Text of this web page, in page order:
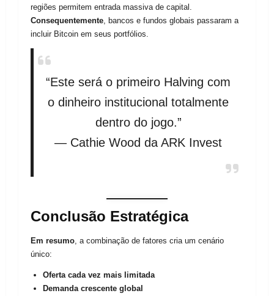
regiões permitem entrada massiva de capital.
Consequentemente , bancos e fundos globais passaram a
incluir Bitcoin em seus portfólios.
“Este será o primeiro Halving com
o dinheiro institucional totalmente
dentro do jogo.”
— Cathie Wood da ARK Invest
Conclusão Estratégica
Em resumo , a combinação de fatores cria um cenário
único:
Oferta cada vez mais limitada
Demanda crescente global